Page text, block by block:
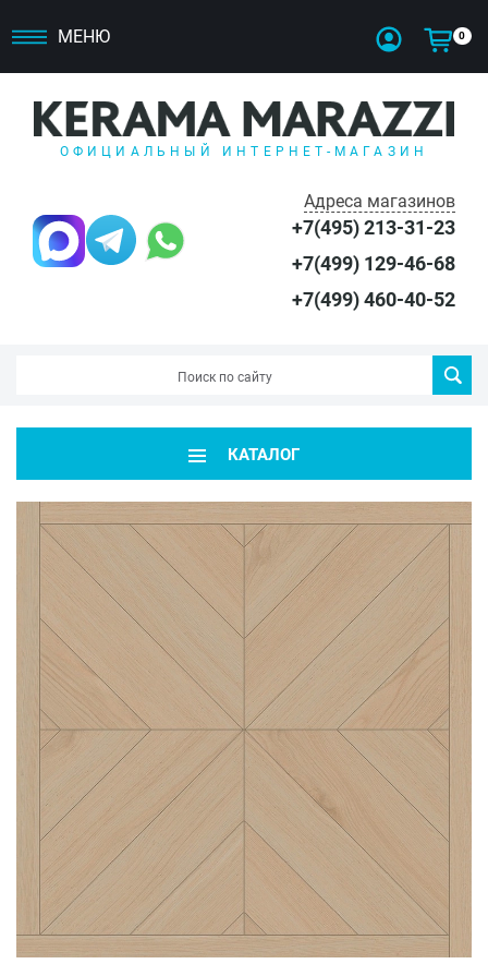
МЕНЮ 0
ОФИЦИАЛЬНЫЙ ИНТЕРНЕТ-МАГАЗИН
Адреса магазинов
+7(495) 213-31-23
+7(499) 129-46-68
+7(499) 460-40-52
КАТАЛОГ